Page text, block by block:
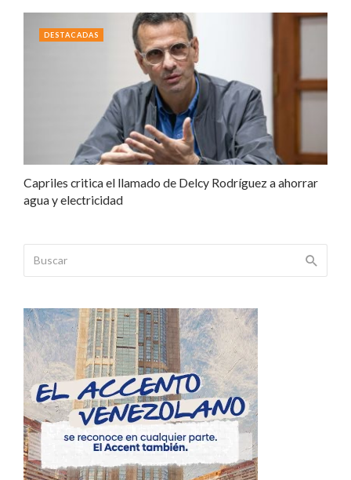
Capriles critica el llamado de Delcy Rodríguez a ahorrar
agua y electricidad
DESTACADAS